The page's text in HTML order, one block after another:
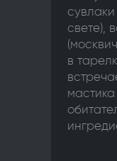
сувлаки
свете),
в